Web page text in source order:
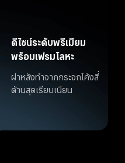
ดีไซน์ระดับพรีเมียม
พร้อมเฟรมโลหะ
ฝาหลังทำจากกระจกโค้งสี่
ด้านสุดเรียบเนียน